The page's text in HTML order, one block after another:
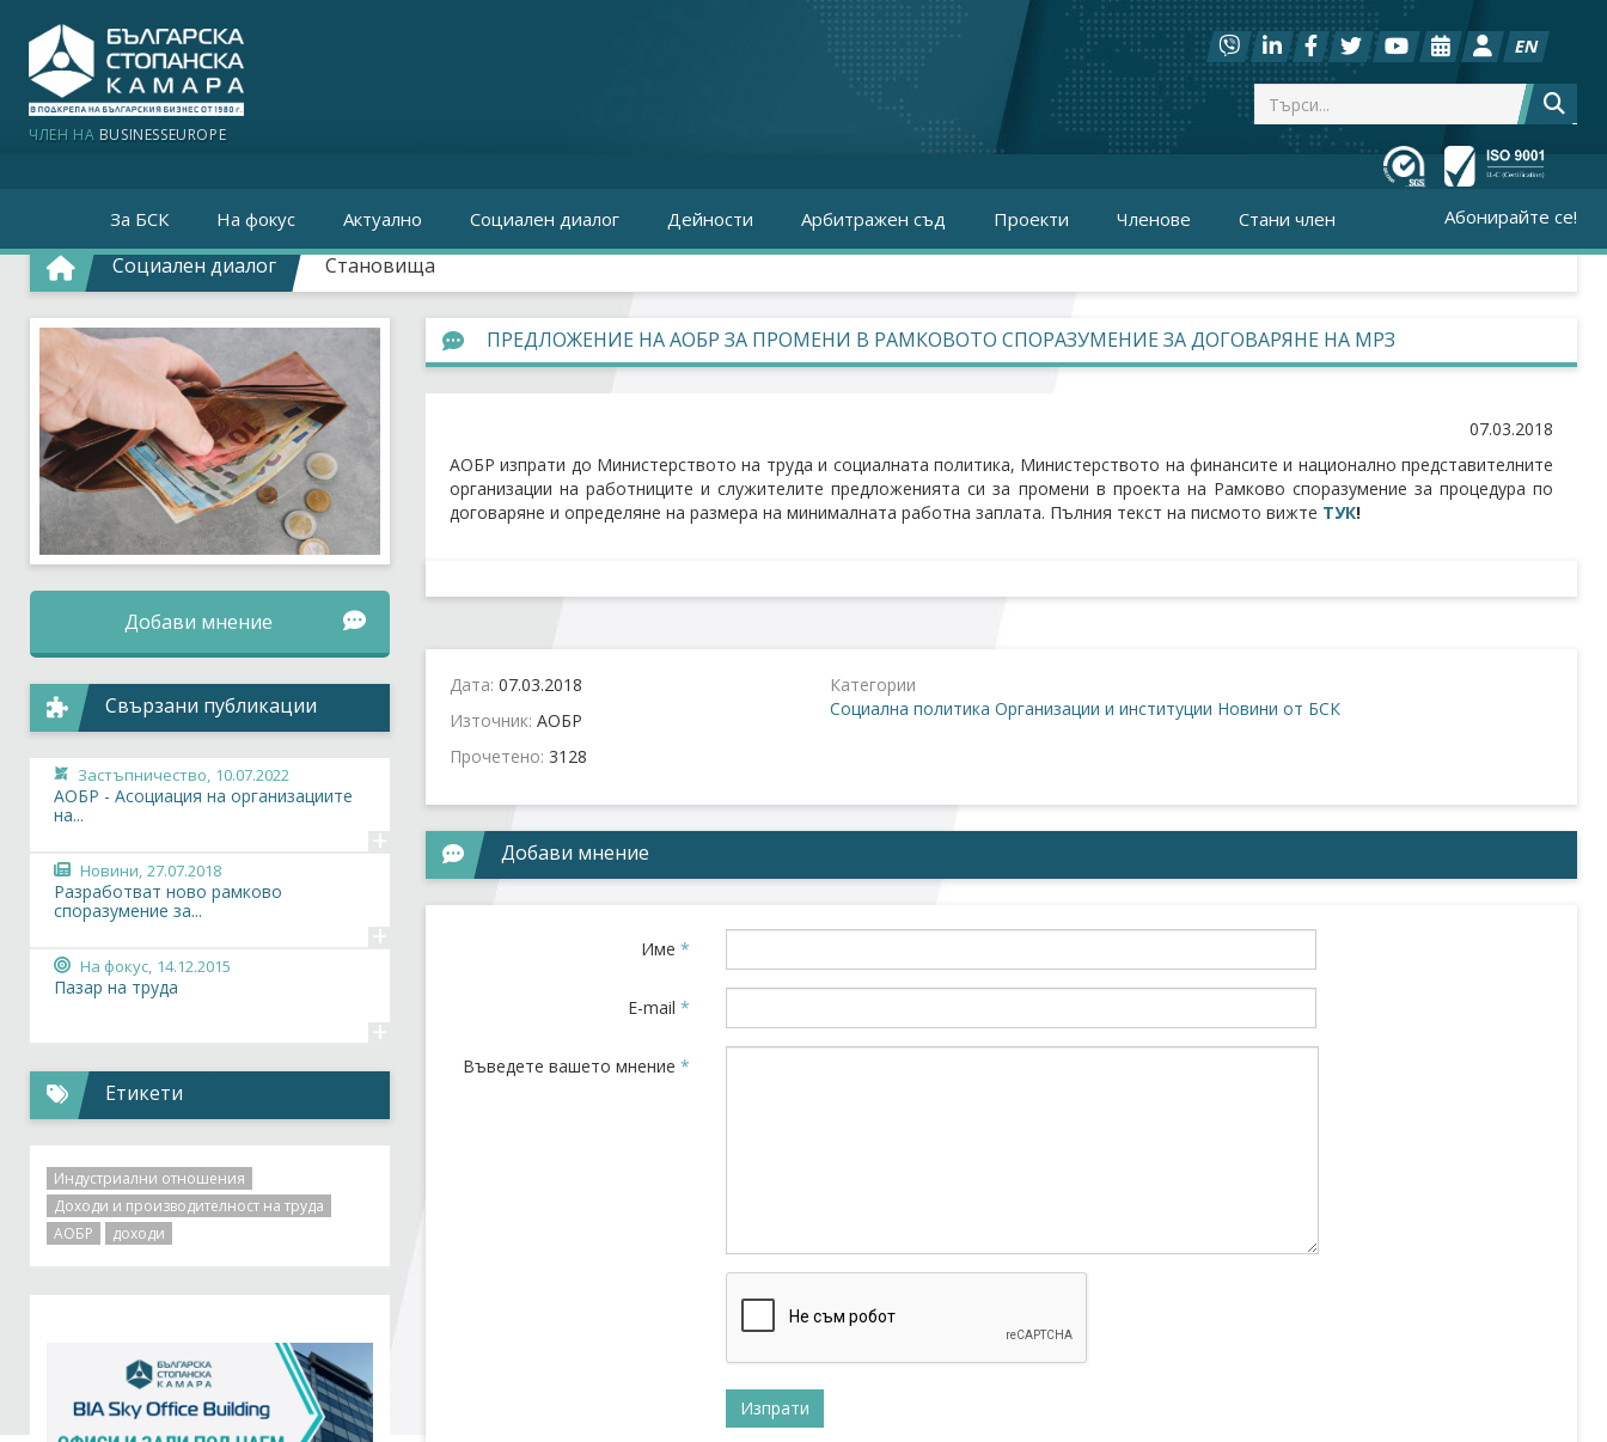
ЧЛЕН НА BUSINESSEUROPE
EN
За БСК На фокус Актуално Социален диалог Дейности Арбитражен съд Проекти Членове Стани член Абонирайте се!
Социален диалог Становища
ПРЕДЛОЖЕНИЕ НА АОБР ЗА ПРОМЕНИ В РАМКОВОТО СПОРАЗУМЕНИЕ ЗА ДОГОВАРЯНЕ НА МРЗ
07.03.2018
АОБР изпрати до Министерството на труда и социалната политика, Министерството на финансите и национално представителните
организации на работниците и служителите предложенията си за промени в проекта на Рамково споразумение за процедура по
договаряне и определяне на размера на минималната работна заплата. Пълния текст на писмото вижте ТУК!
Дата: 07.03.2018
Източник: АОБР
Прочетено: 3128
Категории
Социална политика Организации и институции Новини от БСК
Добави мнение
Име *
E-mail *
Въведете вашето мнение *
Добави мнение
Свързани публикации
Застъпничество, 10.07.2022
АОБР - Асоциация на организациите
на...
+
Новини, 27.07.2018
Разработват ново рамково
споразумение за...
+
На фокус, 14.12.2015
Пазар на труда
+
Етикети
Индустриални отношения
Доходи и производителност на труда
АОБР
доходи